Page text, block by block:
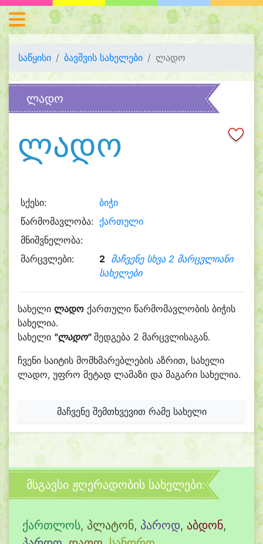
საწყისი ბავშვის სახელები ლადო
ლადო
ლადო
სქესი:
ბიჭი
წარმომავლობა: ქართული
მნიშვნელობა:
მარცვლები:
2 მაჩვენე სხვა 2 მარცვლიანი
სახელები
სახელი ლადო ქართული წარმომავლობის ბიჭის
სახელია.
სახელი "ლადო"შედგება 2 მარცვლისაგან.
ჩვენი საიტის მომხმარებლების აზრით, სახელი
ლადო, უფრო მეტად ლამაზი და მაგარი სახელია.
მაჩვენე შემთხვევით რამე სახელი
მსგავსი ჟღერადობის სახელები:
ქართლოს, პლატონ, პაროდ, აბდონ,